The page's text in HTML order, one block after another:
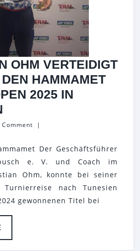
OHM VERTEIDIGT
HAMMAMET
2025 IN
OHM
TITEL
BEI
DEN
HAMMAMET
SENIOR
2025
Comment |
Der Geschäftsführer
e. V. und Coach im
Ohm, konnte bei seiner
Turnierreise nach Tunesien
gewonnenen Titel bei
MORE